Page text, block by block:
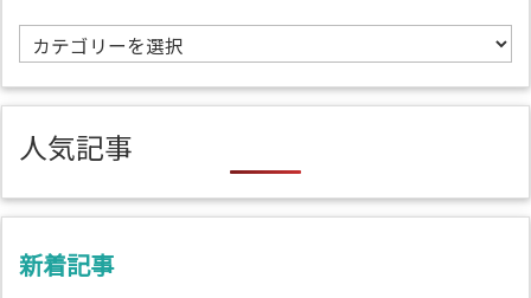
カ
テ
ゴ
ー
人気記事
新着記事